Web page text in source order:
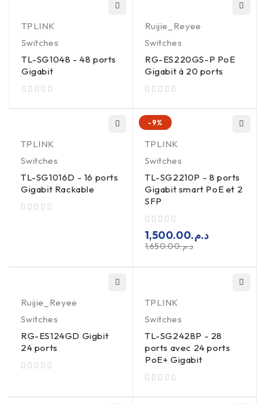
TPLINK
Switches
TL-SG1048 - 48 ports
Gigabit
Ruijie_Reyee
Switches
RG-ES220GS-P PoE
Gigabit à 20 ports
TPLINK
Switches
TL-SG1016D - 16 ports
Gigabit Rackable
-9%
TPLINK
Switches
TL-SG2210P - 8 ports
Gigabit smart PoE et 2
SFP
د.م.1,650.00
د.م.1,500.00
Ruijie_Reyee
Switches
RG-ES124GD Gigbit
24 ports
TPLINK
Switches
TL-SG2428P - 28
ports avec 24 ports
PoE+ Gigabit